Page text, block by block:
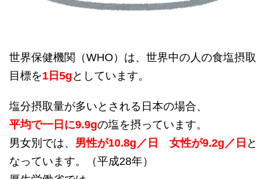
世界保健機関（WHO）は、世界中の人の食塩摂取
目標を1日5g としています。
塩分摂取量が多いとされる日本の場合、
平均で一日に9.9gの塩を摂っています。
男女別では、 男性が10.8g／日 女性が9.2g／日 と
なっています。（平成28年）